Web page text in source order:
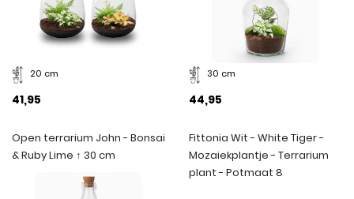
20 cm
41,95
30 cm
44,95
Open terrarium John - Bonsai
& Ruby Lime ↑ 30 cm
Fittonia Wit - White Tiger -
Mozaiekplantje - Terrarium
plant - Potmaat 8